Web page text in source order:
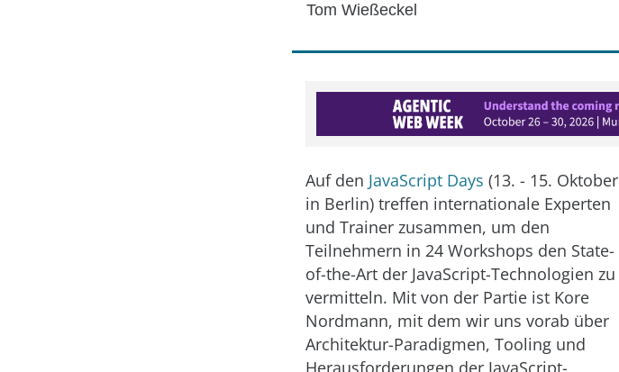
Tom Wießeckel
Auf den JavaScript Days (13. - 15. Oktober
in Berlin) treffen internationale Experten
und Trainer zusammen, um den
Teilnehmern in 24 Workshops den State-
of-the-Art der JavaScript-Technologien zu
vermitteln. Mit von der Partie ist Kore
Nordmann, mit dem wir uns vorab über
Architektur-Paradigmen, Tooling und
Herausforderungen der JavaScript-